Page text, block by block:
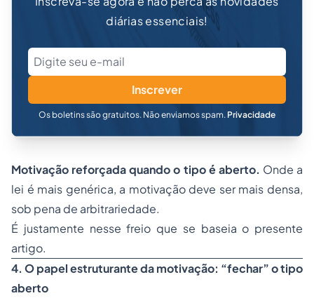
diárias essenciais!
Inscrever
Os boletins são gratuitos. Não enviamos spam. Privacidade
Motivação reforçada quando o tipo é aberto. Onde a
lei é mais genérica, a motivação deve ser mais densa,
sob pena de arbitrariedade.
É justamente nesse freio que se baseia o presente
artigo.
4. O papel estruturante da motivação: “fechar” o tipo
aberto